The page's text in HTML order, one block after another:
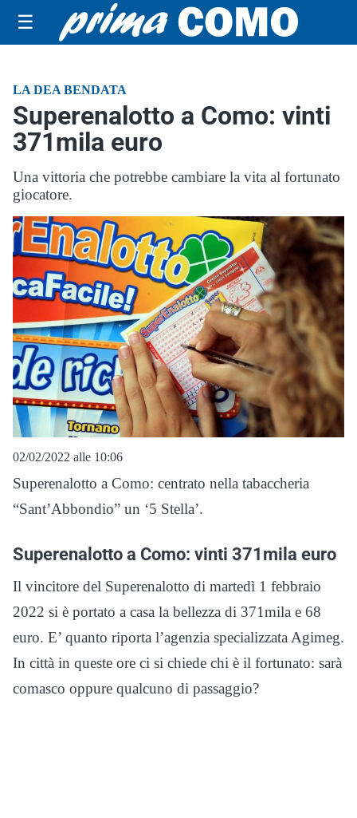
☰
LA DEA BENDATA
Superenalotto a Como: vinti
371mila euro
Una vittoria che potrebbe cambiare la vita al fortunato
giocatore.
02/02/2022 alle 10:06
Superenalotto a Como: centrato nella tabaccheria
“Sant’Abbondio” un ‘5 Stella’.
Superenalotto a Como: vinti 371mila euro
Il vincitore del Superenalotto di martedì 1 febbraio
2022 si è portato a casa la bellezza di 371mila e 68
euro. E’ quanto riporta l’agenzia specializzata Agimeg.
In città in queste ore ci si chiede chi è il fortunato: sarà
comasco oppure qualcuno di passaggio?